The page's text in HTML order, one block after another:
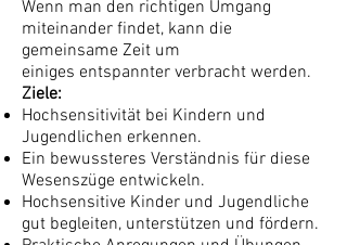
Wenn man den richtigen Umgang
miteinander findet, kann die
gemeinsame Zeit um
einiges entspannter verbracht werden.
Ziele:
Hochsensitivität bei Kindern und
Jugendlichen erkennen.
Ein bewussteres Verständnis für diese
Wesenszüge entwickeln.
Hochsensitive Kinder und Jugendliche
gut begleiten, unterstützen und fördern.